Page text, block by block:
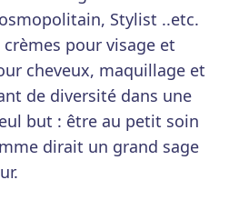
Stylist ..etc.
pour visage et
cheveux, maquillage et
de diversité dans une
but : être au petit soin
dirait un grand sage